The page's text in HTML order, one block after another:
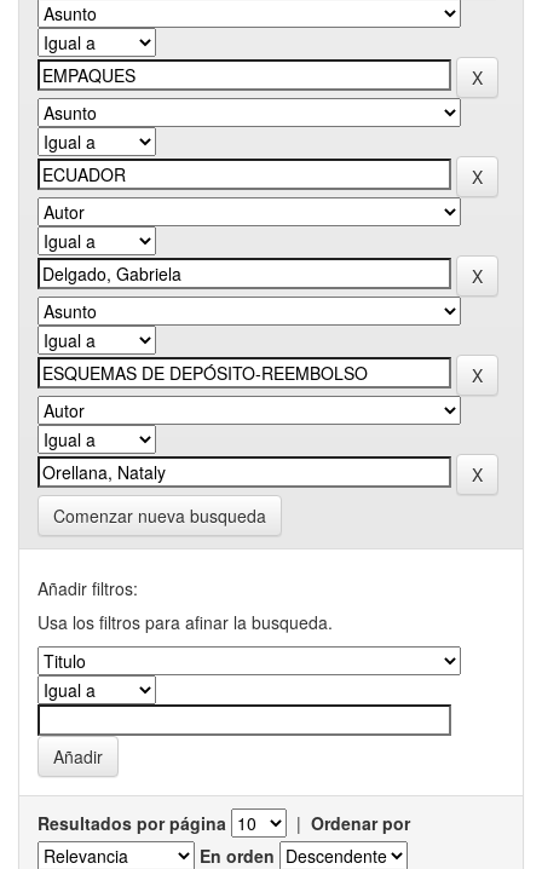
Comenzar nueva busqueda
Añadir filtros:
Usa los filtros para afinar la busqueda.
Resultados por página | Ordenar por
En orden